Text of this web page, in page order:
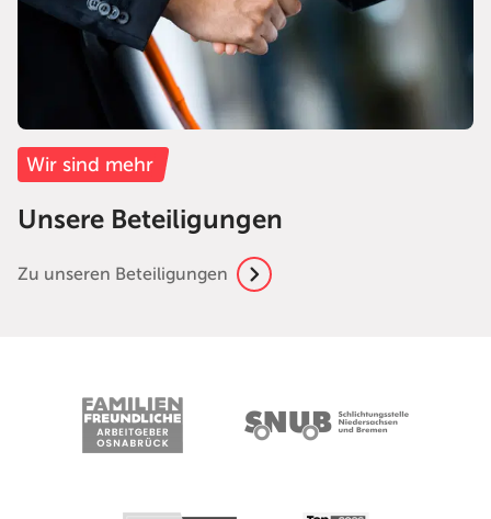
Wir sind mehr
Unsere Beteiligungen
Zu unseren Beteiligungen